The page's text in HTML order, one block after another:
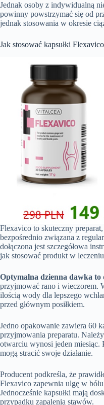
Jednak osoby z indywidualną
powinny powstrzymać się od
jednak stosowania w okresie
Jak stosować kapsułki
Flexavico to skuteczny preparat,
bezpośrednio związana z
dołączona jest szczegółowa
jak stosować produkt w
Optymalna dzienna dawka to
przyjmować rano i wieczorem.
ilością wody dla lepszego
przed głównym posiłkiem.
Jedno opakowanie zawiera 60
przyjmowania preparatu.
otwarciu wynosi jeden miesiąc.
mogą stracić swoje działanie.
Producent podkreśla, że
Flexavico zapewnia ulgę w
Jednocześnie kapsułki mają
przypadku zapalenia stawów.